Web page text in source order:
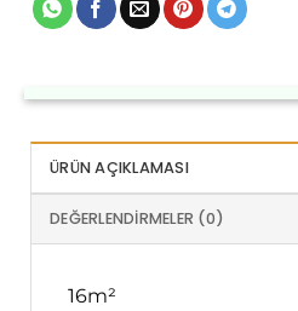
ÜRÜN AÇIKLAMASI
DEĞERLENDIRMELER (0)
16m²